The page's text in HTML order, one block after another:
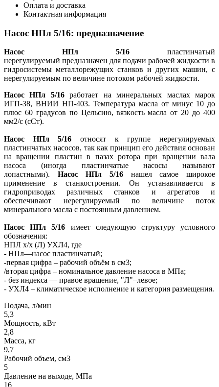
Оплата и доставка
Контактная информация
Насос НПл 5/16: предназначение
Насос НПл 5/16 пластинчатый
нерегулируемый предназначен для подачи рабочей жидкости в
гидросистемы металлорежущих станков и других машин, с
нерегулируемым по величине потоком рабочей жидкости.
Насос НПл 5/16работает на минеральных маслах марок
ИГП-38, ВНИИ НП-403. Температура масла от минус 10 до
плюс 60 градусов по Цельсию, вязкость масла от 20 до 400
мм2/с (сСт).
Насос НПл 5/16 относят к группе нерегулируемых
пластинчатых насосов, так как принцип его действия основан
на вращении пластин в пазах ротора при вращении вала
насоса (иногда пластинчатые насосы называют
лопастными). Насос НПл 5/16 нашел самое широкое
применение в станкостроении. Он устанавливается в
гидроприводах различных станков и агрегатов и
обеспечивают нерегулируемый по величине поток
минерального масла с постоянным давлением.
Насос НПл 5/16 имеет следующую структуру условного
обозначения:
НПЛ х/х (Л) УХЛ4, где
- НПл—насос пластинчатый;
-первая цифра – рабочий объём в см3;
/вторая цифра – номинальное давление насоса в МПа;
- без индекса — правое вращение, "Л"–левое;
- УХЛ4 – климатическое исполнение и категория размещения.
Подача, л/мин
5,3
Мощность, кВт
2,8
Масса, кг
9,7
Рабочий объем, см3
5
Давление на выходе, МПа
16